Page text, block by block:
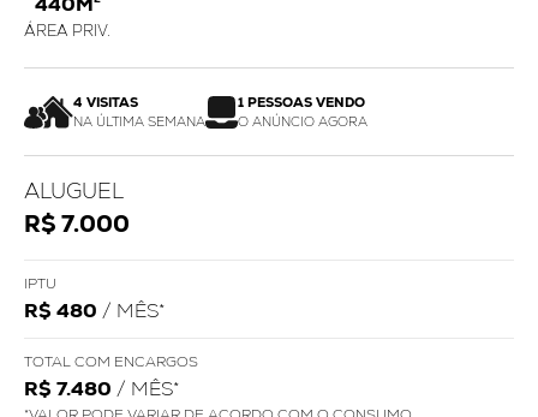
ÁREA PRIV.
4 VISITAS
NA ÚLTIMA SEMANA
1 PESSOAS VENDO
O ANÚNCIO AGORA
ALUGUEL
R$ 7.000
IPTU
R$ 480 / MÊS*
TOTAL COM ENCARGOS
R$ 7.480 / MÊS*